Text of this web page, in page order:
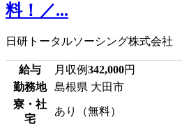
料！／...
日研トータルソーシング株式会社
給与 月収例342,000円
勤務地
島根県 大田市
寮・社
宅
あり（無料）